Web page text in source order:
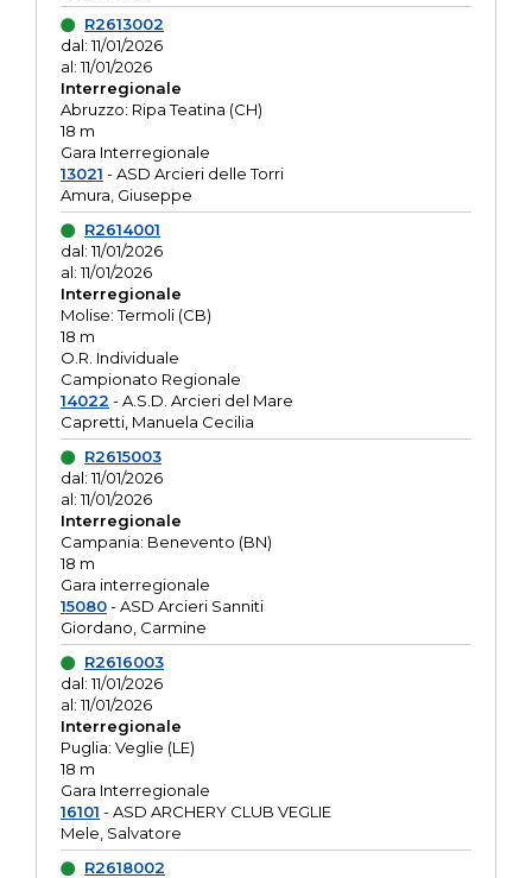
R2613002
dal: 11/01/2026
al: 11/01/2026
Interregionale
Abruzzo: Ripa Teatina (CH)
18 m
Gara Interregionale
13021 - ASD Arcieri delle Torri
Amura, Giuseppe
R2614001
dal: 11/01/2026
al: 11/01/2026
Interregionale
Molise: Termoli (CB)
18 m
O.R. Individuale
Campionato Regionale
14022 - A.S.D. Arcieri del Mare
Capretti, Manuela Cecilia
R2615003
dal: 11/01/2026
al: 11/01/2026
Interregionale
Campania: Benevento (BN)
18 m
Gara interregionale
15080- ASD Arcieri Sanniti
Giordano, Carmine
R2616003
dal: 11/01/2026
al: 11/01/2026
Interregionale
Puglia: Veglie (LE)
18 m
Gara Interregionale
16101 - ASD ARCHERY CLUB VEGLIE
Mele, Salvatore
R2618002